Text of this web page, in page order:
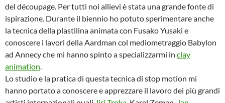
del découpage. Per tutti noi allievi è stata una grande fonte di
ispirazione. Durante il biennio ho potuto sperimentare anche
la tecnica della plastilina animata con Fusako Yusaki e
conoscere i lavori della Aardman col mediometraggio Babylon
ad Annecy che mi hanno spinto a specializzarmi in clay
animation.
Lo studio e la pratica di questa tecnica di stop motion mi
hanno portato a conoscere e apprezzare il lavoro dei più grandi